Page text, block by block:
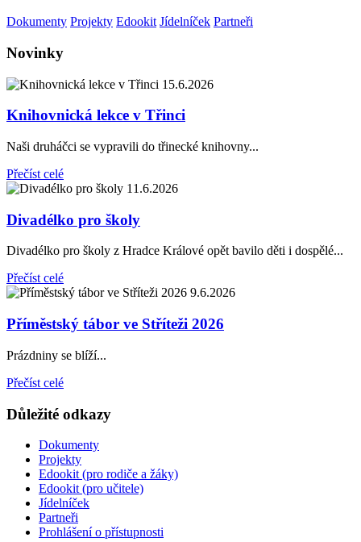
Dokumenty Projekty Edookit Jídelníček Partneři
Novinky
15.6.2026
Knihovnická lekce v Třinci
Naši druháčci se vypravili do třinecké knihovny...
Přečíst celé
11.6.2026
Divadélko pro školy
Divadélko pro školy z Hradce Králové opět bavilo děti i dospělé...
Přečíst celé
9.6.2026
Příměstský tábor ve Stříteži 2026
Prázdniny se blíží...
Přečíst celé
Důležité odkazy
Dokumenty
Projekty
Edookit (pro rodiče a žáky)
Edookit (pro učitele)
Jídelníček
Partneři
Prohlášení o přístupnosti